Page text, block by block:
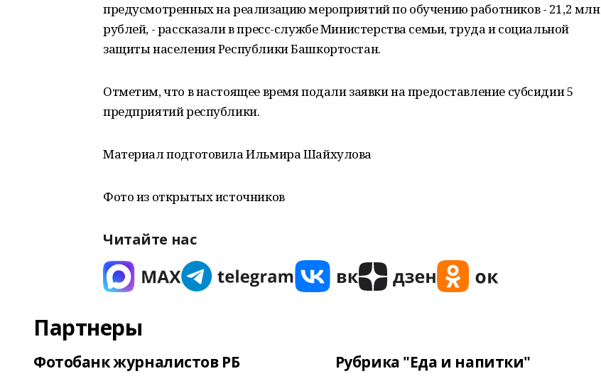
предусмотренных на реализацию мероприятий по обучению работников - 21,2 млн
рублей, - рассказали в пресс-службе Министерства семьи, труда и социальной
защиты населения Республики Башкортостан.
Отметим, что в настоящее время подали заявки на предоставление субсидии 5
предприятий республики.
Материал подготовила Ильмира Шайхулова
Фото из открытых источников
Читайте нас
Партнеры
Фотобанк журналистов РБ Рубрика "Еда и напитки"